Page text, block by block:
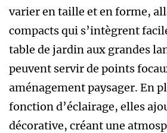
varier en taille et en forme,
compacts qui s’intègrent
table de jardin aux grandes
peuvent servir de points
aménagement paysager. En
fonction d’éclairage, elles
décorative, créant une